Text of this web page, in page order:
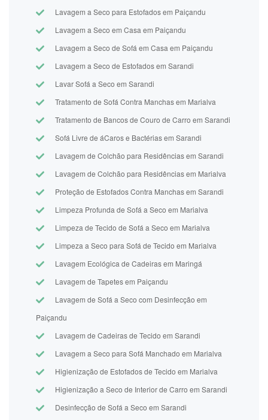
Lavagem a Seco para Estofados em Paiçandu
Lavagem a Seco em Casa em Paiçandu
Lavagem a Seco de Sofá em Casa em Paiçandu
Lavagem a Seco de Estofados em Sarandi
Lavar Sofá a Seco em Sarandi
Tratamento de Sofá Contra Manchas em Marialva
Tratamento de Bancos de Couro de Carro em Sarandi
Sofá Livre de áCaros e Bactérias em Sarandi
Lavagem de Colchão para Residências em Sarandi
Lavagem de Colchão para Residências em Marialva
Proteção de Estofados Contra Manchas em Sarandi
Limpeza Profunda de Sofá a Seco em Marialva
Limpeza de Tecido de Sofá a Seco em Marialva
Limpeza a Seco para Sofá de Tecido em Marialva
Lavagem Ecológica de Cadeiras em Maringá
Lavagem de Tapetes em Paiçandu
Lavagem de Sofá a Seco com Desinfecção em
Paiçandu
Lavagem de Cadeiras de Tecido em Sarandi
Lavagem a Seco para Sofá Manchado em Marialva
Higienização de Estofados de Tecido em Marialva
Higienização a Seco de Interior de Carro em Sarandi
Desinfecção de Sofá a Seco em Sarandi